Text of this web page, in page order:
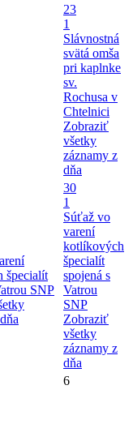
23
1
Slávnostná
svätá omša
pri kaplnke
sv.
Rochusa v
Chtelnici
Zobraziť
všetky
záznamy z
dňa
špecialít
SNP
30
1
Súťaž vo
varení
kotlíkových
špecialít
spojená s
Vatrou
SNP
Zobraziť
všetky
záznamy z
dňa
6